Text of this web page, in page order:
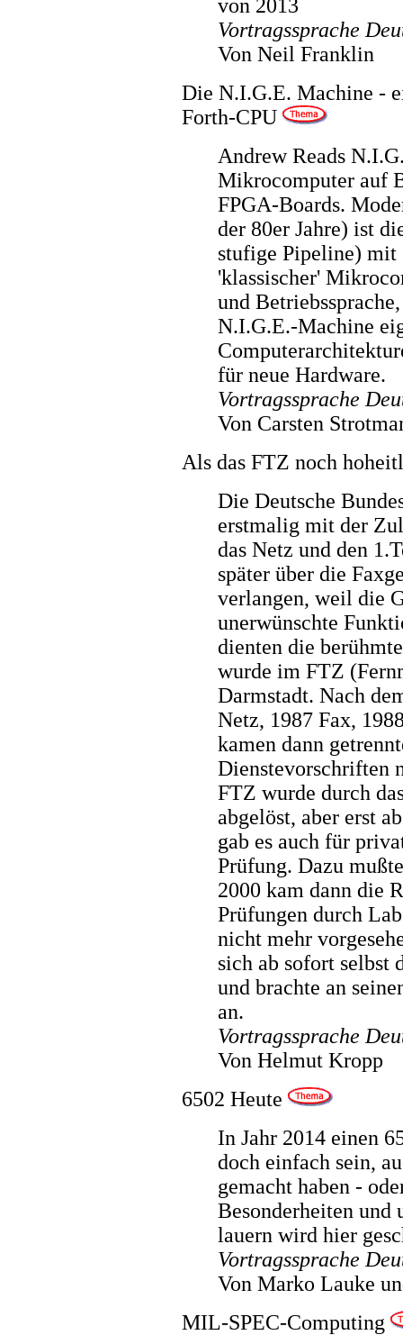
von 2013
Vortragssprache
Von Neil Franklin
Die N.I.G.E. Machine -
Forth-CPU
Andrew Reads
Mikrocomputer auf
FPGA-Boards.
der 80er Jahre) ist
stufige Pipeline) mit
'klassischer'
und
N.I.G.E.-Machine
für neue Hardware.
Vortragssprache
Von Carsten
Als das FTZ noch
Die Deutsche
erstmalig mit der
das Netz und den
später über die
verlangen, weil die
unerwünschte
dienten die
wurde im FTZ
Darmstadt. Nach
Netz, 1987 Fax,
kamen dann
Dienstevorschriften
FTZ wurde durch
abgelöst, aber erst
gab es auch für
Prüfung. Dazu
2000 kam dann die
Prüfungen durch
nicht mehr
sich ab sofort selbst
und brachte an
an.
Vortragssprache
Von Helmut Kropp
6502 Heute
In Jahr 2014 einen
doch einfach sein,
gemacht haben -
Besonderheiten und
lauern wird hier
Vortragssprache
Von Marko Lauke
MIL-SPEC-Computing